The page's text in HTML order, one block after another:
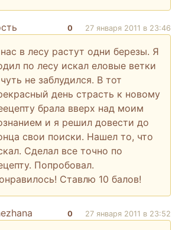
0 27 января 2011 в 23:46
в лесу растут одни березы. Я
по лесу искал еловые ветки
не заблудился. В тот
день страсть к новому
брала вверх над моим
и я решил довести до
свои поиски. Нашел то, что
Сделал все точно по
Попробовал.
Ставлю 10 балов!
0 27 января 2011 в 23:52